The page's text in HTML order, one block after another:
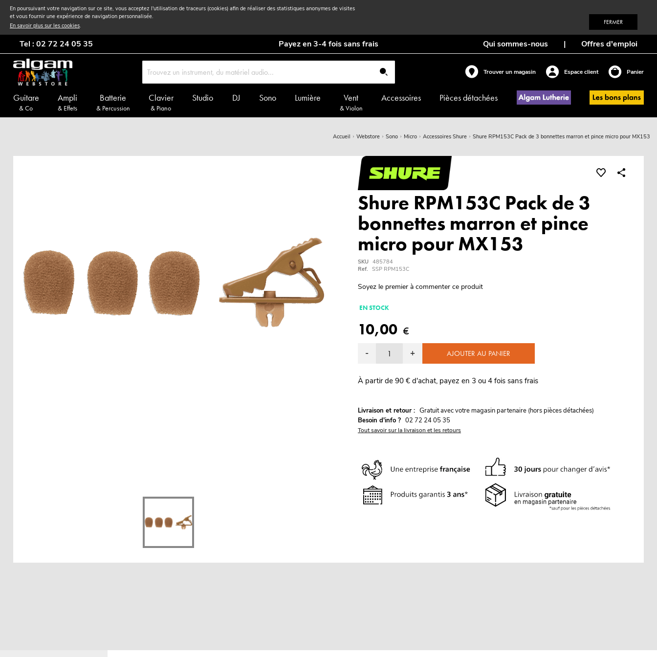
En poursuivant votre navigation sur ce site, vous acceptez l'utilisation de traceurs (cookies) afin de réaliser des statistiques anonymes de visites
et vous fournir une expérience de navigation personnalisée.
En savoir plus sur les cookies. FERMER
Tel : 02 72 24 05 35 Payez en 3-4 fois sans frais Qui sommes-nous | Offres d'emploi
Trouver un magasin Espace client Panier
Guitare
& Co
Ampli
& Effets
Batterie
& Percussion
Clavier
& Piano
Studio DJ Sono Lumière Vent
& Violon
Accessoires Pièces détachées
Accueil Webstore Sono Micro Accessoires Shure Shure RPM153C Pack de 3 bonnettes marron et pince micro pour MX153
Shure RPM153C Pack de 3
bonnettes marron et pince
micro pour MX153
SKU 485784
Ref. SSP RPM153C
Soyez le premier à commenter ce produit
EN STOCK
10,00 €
- + AJOUTER AU PANIER
À partir de 90 € d'achat, payez en 3 ou 4 fois sans frais
Livraison et retour : Gratuit avec votre magasin partenaire (hors pièces détachées)
Besoin d'info ? 02 72 24 05 35
Tout savoir sur la livraison et les retours